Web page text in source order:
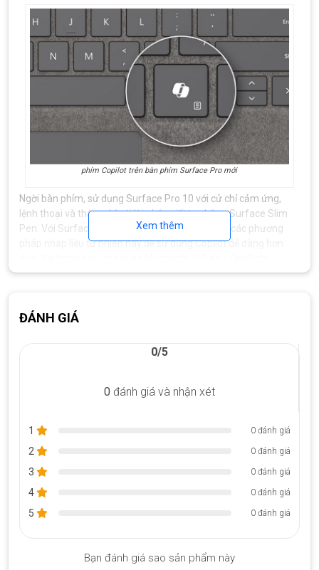
phím Copilot trên bàn phím Surface Pro mới
Ngời bàn phím, sử dụng Surface Pro 10 với cử chỉ cảm ứng,
lệnh thoại và thậm chí với lời nhắc viết tay bằng Surface Slim
Pen. Với Surface Pro, bạn có thể sử dụng tất cả các phương
pháp nhập liệu tự nhiên này để sử dụng Copilot dễ dàng hơn
Copilot sẽ có thể sử dụng AI để phân tích các ghi chú viết tay,
Surface Pro 10 Intel Core Ultra 7 sử dụng với Surface Slim Pen
Màn hình chống phản chiếu
Surface Pro, với độ sáng tăng, tỷ lệ tương phản cao hơn và lớp
phủ chống phản chiếu bền bỉ. Cho dù làm việc dưới ánh đèn
Xem thêm
ĐÁNH GIÁ
0/5
0 đánh giá và nhận xét
1 0 đánh giá
2 0 đánh giá
3 0 đánh giá
4 0 đánh giá
5 0 đánh giá
Bạn đánh giá sao sản phẩm này